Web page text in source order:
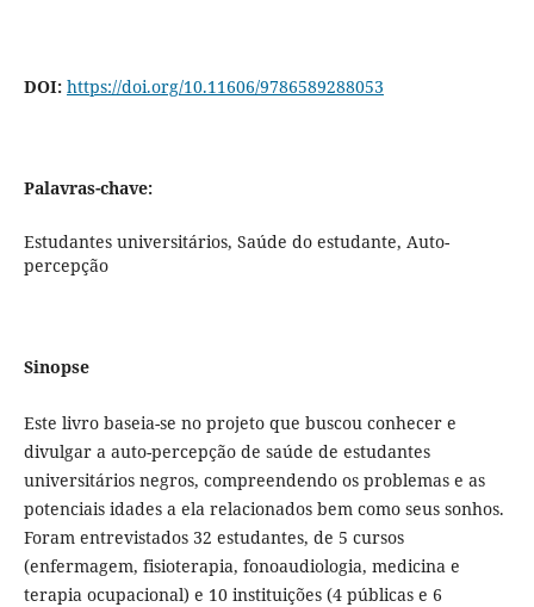
DOI: https://doi.org/10.11606/9786589288053
Palavras-chave:
Estudantes universitários, Saúde do estudante, Auto-
percepção
Sinopse
Este livro baseia-se no projeto que buscou conhecer e
divulgar a auto-percepção de saúde de estudantes
universitários negros, compreendendo os problemas e as
potenciais idades a ela relacionados bem como seus sonhos.
Foram entrevistados 32 estudantes, de 5 cursos
(enfermagem, fisioterapia, fonoaudiologia, medicina e
terapia ocupacional) e 10 instituições (4 públicas e 6